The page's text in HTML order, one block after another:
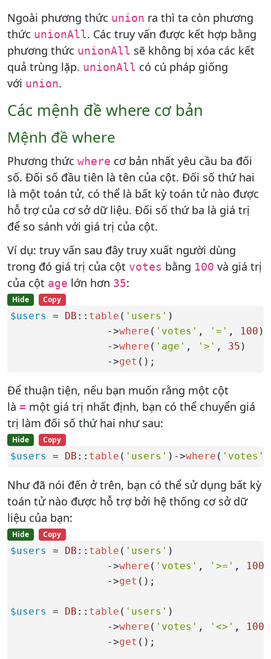
Ngoài phương thức union ra thì ta còn phương
thức unionAll. Các truy vấn được kết hợp bằng
phương thức unionAll sẽ không bị xóa các kết
quả trùng lặp. unionAll có cú pháp giống
với union.
Các mệnh đề where cơ bản
Mệnh đề where
Phương thức where cơ bản nhất yêu cầu ba đối
số. Đối số đầu tiên là tên của cột. Đối số thứ hai
là một toán tử, có thể là bất kỳ toán tử nào được
hỗ trợ của cơ sở dữ liệu. Đối số thứ ba là giá trị
để so sánh với giá trị của cột.
Ví dụ: truy vấn sau đây truy xuất người dùng
trong đó giá trị của cột votes bằng 100 và giá trị
của cột age lớn hơn 35:
Hide Copy
$users = DB :: table ( 'users' )
                ->
where ( 'votes' , '=' , 100 )
                ->
where ( 'age' , '>' , 35 )
                ->
get ();
Để thuận tiện, nếu bạn muốn rằng một cột
là = một giá trị nhất định, bạn có thể chuyển giá
trị làm đối số thứ hai như sau:
Hide Copy
$users = DB :: table ( 'users' )->where ( 'votes'
Như đã nói đến ở trên, bạn có thể sử dụng bất kỳ
toán tử nào được hỗ trợ bởi hệ thống cơ sở dữ
liệu của bạn:
Hide Copy
$users = DB :: table ( 'users' )
                ->
where ( 'votes' , '>=' , 100
                ->
get ();
$users = DB :: table ( 'users' )
                ->
where ( 'votes' , '<>' , 100
                ->
get ();